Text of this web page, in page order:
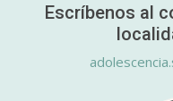
Escríbenos al